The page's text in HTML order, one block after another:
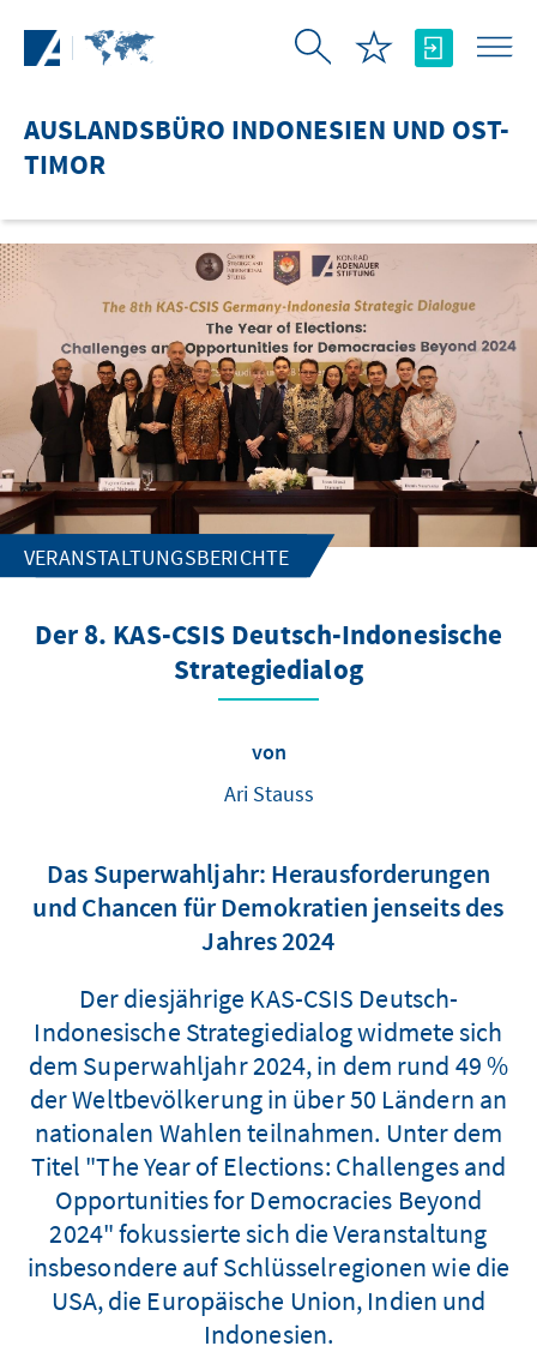
AUSLANDSBÜRO INDONESIEN UND OST-
TIMOR
VERANSTALTUNGSBERICHTE
Der 8. KAS-CSIS Deutsch-Indonesische
Strategiedialog
von
Ari Stauss
Das Superwahljahr: Herausforderungen
und Chancen für Demokratien jenseits des
Jahres 2024
Der diesjährige KAS-CSIS Deutsch-
Indonesische Strategiedialog widmete sich
dem Superwahljahr 2024, in dem rund 49 %
der Weltbevölkerung in über 50 Ländern an
nationalen Wahlen teilnahmen. Unter dem
Titel "The Year of Elections: Challenges and
Opportunities for Democracies Beyond
2024" fokussierte sich die Veranstaltung
insbesondere auf Schlüsselregionen wie die
USA, die Europäische Union, Indien und
Indonesien.